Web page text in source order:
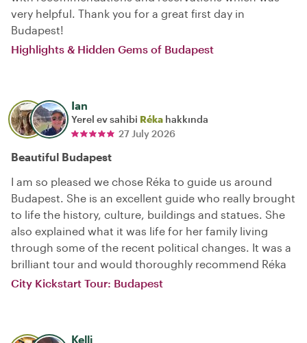
very helpful. Thank you for a great first day in
Budapest!
Highlights & Hidden Gems of Budapest
Ian
Yerel ev sahibi Réka hakkında
27 July 2026
Beautiful Budapest
I am so pleased we chose Réka to guide us around
Budapest. She is an excellent guide who really brought
to life the history, culture, buildings and statues. She
also explained what it was life for her family living
through some of the recent political changes. It was a
brilliant tour and would thoroughly recommend Réka
City Kickstart Tour: Budapest
Kelli